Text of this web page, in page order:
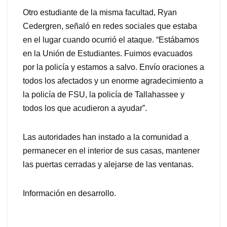
Otro estudiante de la misma facultad, Ryan
Cedergren, señaló en redes sociales que estaba
en el lugar cuando ocurrió el ataque. “Estábamos
en la Unión de Estudiantes. Fuimos evacuados
por la policía y estamos a salvo. Envío oraciones a
todos los afectados y un enorme agradecimiento a
la policía de FSU, la policía de Tallahassee y
todos los que acudieron a ayudar”.
Las autoridades han instado a la comunidad a
permanecer en el interior de sus casas, mantener
las puertas cerradas y alejarse de las ventanas.
Información en desarrollo.